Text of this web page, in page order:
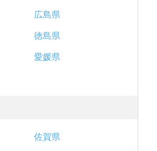
広島県
徳島県
愛媛県
佐賀県